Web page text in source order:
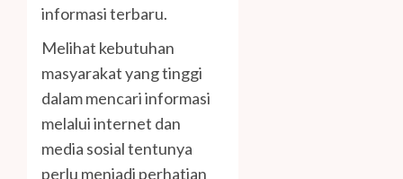
informasi terbaru.
Melihat kebutuhan
masyarakat yang tinggi
dalam mencari informasi
melalui internet dan
media sosial tentunya
perlu menjadi perhatian